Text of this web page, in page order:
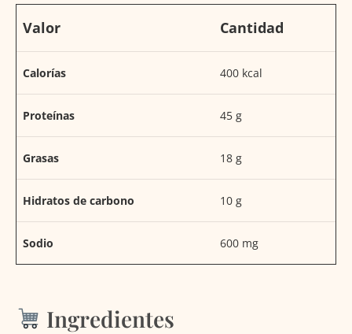
Valor Cantidad
Calorías 400 kcal
Proteínas 45 g
Grasas 18 g
Hidratos de carbono 10 g
Sodio 600 mg
Ingredientes